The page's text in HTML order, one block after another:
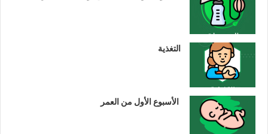
التغذية
الأسبوع الأول من العمر